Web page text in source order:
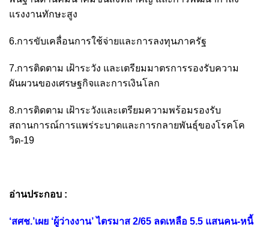
แรงงานทักษะสูง
6.การขับเคลื่อนการใช้จ่ายและการลงทุนภาครัฐ
7.การติดตาม เฝ้าระวัง และเตรียมมาตรการรองรับความ
ผันผวนของเศรษฐกิจและการเงินโลก
8.การติดตาม เฝ้าระวังและเตรียมความพร้อมรองรับ
สถานการณ์การแพร่ระบาดและการกลายพันธุ์ของโรคโค
วิด-19
อ่านประกอบ :
‘สศช.’เผย ‘ผู้ว่างงาน’ ไตรมาส 2/65 ลดเหลือ 5.5 แสนคน-หนี้